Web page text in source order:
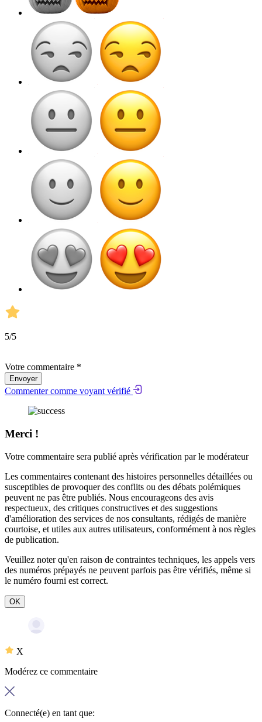
5/5
Votre commentaire *
Envoyer
Commenter comme voyant vérifié
Merci !
Votre commentaire sera publié après vérification par le modérateur
Les commentaires contenant des histoires personnelles détaillées ou
susceptibles de provoquer des conflits ou des débats polémiques
peuvent ne pas être publiés. Nous encourageons des avis
respectueux, des critiques constructives et des suggestions
d'amélioration des services de nos consultants, rédigés de manière
courtoise, et utiles aux autres utilisateurs, conformément à nos règles
de publication.
Veuillez noter qu'en raison de contraintes techniques, les appels vers
des numéros prépayés ne peuvent parfois pas être vérifiés, même si
le numéro fourni est correct.
OK
X
Modérez ce commentaire
Connecté(e) en tant que: